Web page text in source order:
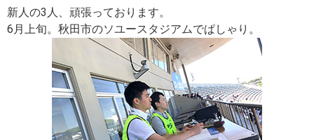
新人の3人、頑張っております。
6月上旬。秋田市のソユースタジアムでぱしゃり。